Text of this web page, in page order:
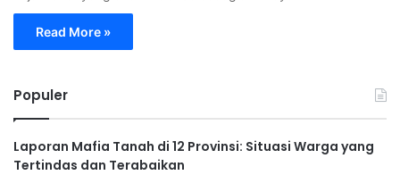
Read More »
Populer
Laporan Mafia Tanah di 12 Provinsi: Situasi Warga yang
Tertindas dan Terabaikan